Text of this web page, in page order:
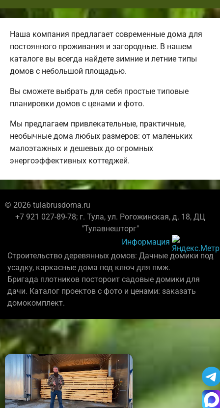
Наша компания предлагает современные дома для
постоянного проживания и загородные. В нашем
каталоге вы всегда найдете зимние и летние типы
домов с небольшой площадью.
Вы сможете выбрать для себя простые типовые
планировки домов с ценами и фото.
Мы предлагаем привлекательные, практичные,
необычные дома любых размеров: от маленьких
малоэтажных и дешевых до огромных
энергоэффективных коттеджей.
© 2026 tulabrusdoma.ru
+7 921 027-89-78; г. Тула, ул. Рогожинская, д. 18, ДЦ
"Тулавнешторг"
Информация
Строительство деревянных домов: Дачные домики под
усадку, каркасные дома под ключ для пмж.
Бригада плотников постороит садовые домики для
дачи. Каталог проектов с фото и ценами: заказать
домокомплект.